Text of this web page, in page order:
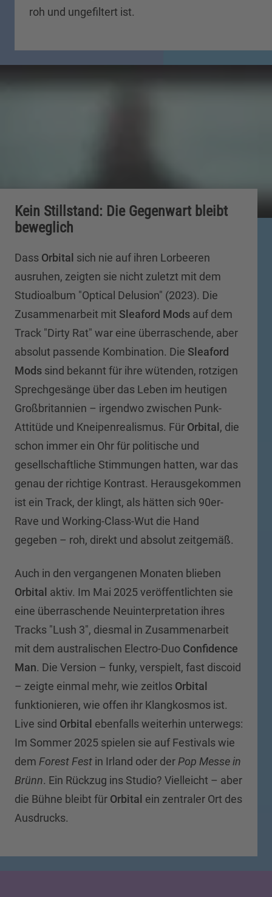
roh und ungefiltert ist.
Kein Stillstand: Die Gegenwart bleibt
beweglich
Dass Orbital sich nie auf ihren Lorbeeren
ausruhen, zeigten sie nicht zuletzt mit dem
Studioalbum "Optical Delusion" (2023). Die
Zusammenarbeit mit Sleaford Mods auf dem
Track "Dirty Rat" war eine überraschende, aber
absolut passende Kombination. Die Sleaford
Mods sind bekannt für ihre wütenden, rotzigen
Sprechgesänge über das Leben im heutigen
Großbritannien – irgendwo zwischen Punk-
Attitüde und Kneipenrealismus. Für Orbital , die
schon immer ein Ohr für politische und
gesellschaftliche Stimmungen hatten, war das
genau der richtige Kontrast. Herausgekommen
ist ein Track, der klingt, als hätten sich 90er-
Rave und Working-Class-Wut die Hand
gegeben – roh, direkt und absolut zeitgemäß.
Auch in den vergangenen Monaten blieben
Orbital aktiv. Im Mai 2025 veröffentlichten sie
eine überraschende Neuinterpretation ihres
Tracks "Lush 3", diesmal in Zusammenarbeit
mit dem australischen Electro-Duo Confidence
Man. Die Version – funky, verspielt, fast discoid
– zeigte einmal mehr, wie zeitlos Orbital
funktionieren, wie offen ihr Klangkosmos ist.
Live sind Orbital ebenfalls weiterhin unterwegs:
Im Sommer 2025 spielen sie auf Festivals wie
dem Forest Fest in Irland oder der Pop Messe in
Brünn. Ein Rückzug ins Studio? Vielleicht – aber
die Bühne bleibt für Orbital ein zentraler Ort des
Ausdrucks.